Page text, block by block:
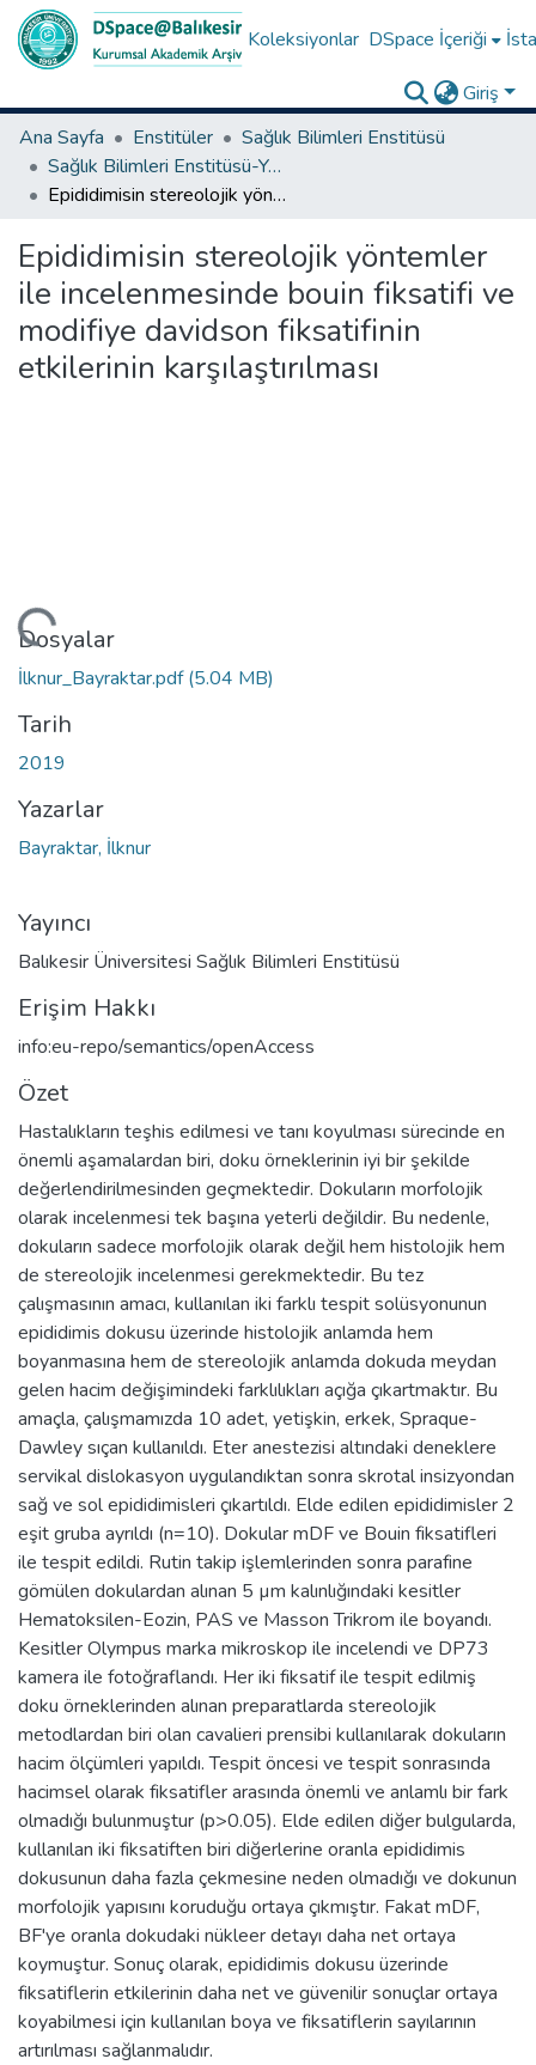
Koleksiyonlar DSpace İçeriği
Giriş
Ana Sayfa
Enstitüler
Sağlık Bilimleri Enstitüsü
Sağlık Bilimleri Enstitüsü-Yüksek Lisans Tezleri
Epididimisin stereolojik yöntemler ile incelenmesinde bouin fiksatifi ve modifiye davidson fiksatifinin etkilerinin karşılaştırılması
Epididimisin stereolojik yöntemler
ile incelenmesinde bouin fiksatifi ve
modifiye davidson fiksatifinin
etkilerinin karşılaştırılması
Dosyalar
İlknur_Bayraktar.pdf(5.04 MB)
Tarih
2019
Yazarlar
Bayraktar, İlknur
Yayıncı
Balıkesir Üniversitesi Sağlık Bilimleri Enstitüsü
Erişim Hakkı
info:eu-repo/semantics/openAccess
Özet
Hastalıkların teşhis edilmesi ve tanı koyulması sürecinde en
önemli aşamalardan biri, doku örneklerinin iyi bir şekilde
değerlendirilmesinden geçmektedir. Dokuların morfolojik
olarak incelenmesi tek başına yeterli değildir. Bu nedenle,
dokuların sadece morfolojik olarak değil hem histolojik hem
de stereolojik incelenmesi gerekmektedir. Bu tez
çalışmasının amacı, kullanılan iki farklı tespit solüsyonunun
epididimis dokusu üzerinde histolojik anlamda hem
boyanmasına hem de stereolojik anlamda dokuda meydan
gelen hacim değişimindeki farklılıkları açığa çıkartmaktır. Bu
amaçla, çalışmamızda 10 adet, yetişkin, erkek, Spraque-
Dawley sıçan kullanıldı. Eter anestezisi altındaki deneklere
servikal dislokasyon uygulandıktan sonra skrotal insizyondan
sağ ve sol epididimisleri çıkartıldı. Elde edilen epididimisler 2
eşit gruba ayrıldı (n=10). Dokular mDF ve Bouin fiksatifleri
ile tespit edildi. Rutin takip işlemlerinden sonra parafine
gömülen dokulardan alınan 5 µm kalınlığındaki kesitler
Hematoksilen-Eozin, PAS ve Masson Trikrom ile boyandı.
Kesitler Olympus marka mikroskop ile incelendi ve DP73
kamera ile fotoğraflandı. Her iki fiksatif ile tespit edilmiş
doku örneklerinden alınan preparatlarda stereolojik
metodlardan biri olan cavalieri prensibi kullanılarak dokuların
hacim ölçümleri yapıldı. Tespit öncesi ve tespit sonrasında
hacimsel olarak fiksatifler arasında önemli ve anlamlı bir fark
olmadığı bulunmuştur (p>0.05). Elde edilen diğer bulgularda,
kullanılan iki fiksatiften biri diğerlerine oranla epididimis
dokusunun daha fazla çekmesine neden olmadığı ve dokunun
morfolojik yapısını koruduğu ortaya çıkmıştır. Fakat mDF,
BF'ye oranla dokudaki nükleer detayı daha net ortaya
koymuştur. Sonuç olarak, epididimis dokusu üzerinde
fiksatiflerin etkilerinin daha net ve güvenilir sonuçlar ortaya
koyabilmesi için kullanılan boya ve fiksatiflerin sayılarının
artırılması sağlanmalıdır.